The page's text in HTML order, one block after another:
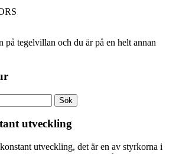
på tegelvillan och du är på en helt annan
utveckling
utveckling, det är en av styrkorna i